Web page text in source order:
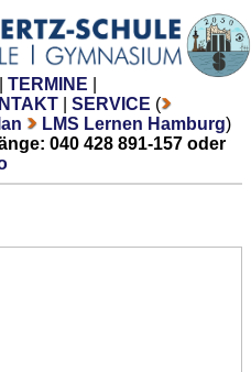
TERMINE
SERVICE (
LMS Lernen Hamburg)
040 428 891-157 oder